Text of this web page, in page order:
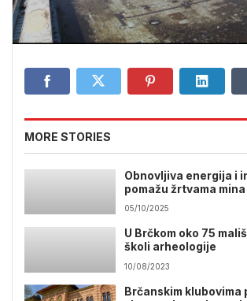
MORE STORIES
Obnovljiva energija i
pomažu žrtvama
bizni
05/10/2025
U Brčkom oko 75
školi arheologije
10/08/2023
Brčanskim